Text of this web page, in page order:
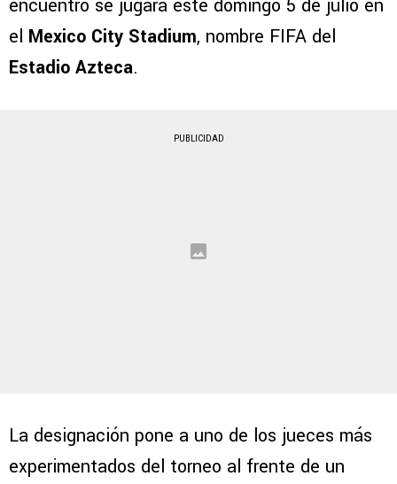
encuentro se jugará este domingo 5 de julio en
el Mexico City Stadium, nombre FIFA del
Estadio Azteca.
PUBLICIDAD
La designación pone a uno de los jueces más
experimentados del torneo al frente de un